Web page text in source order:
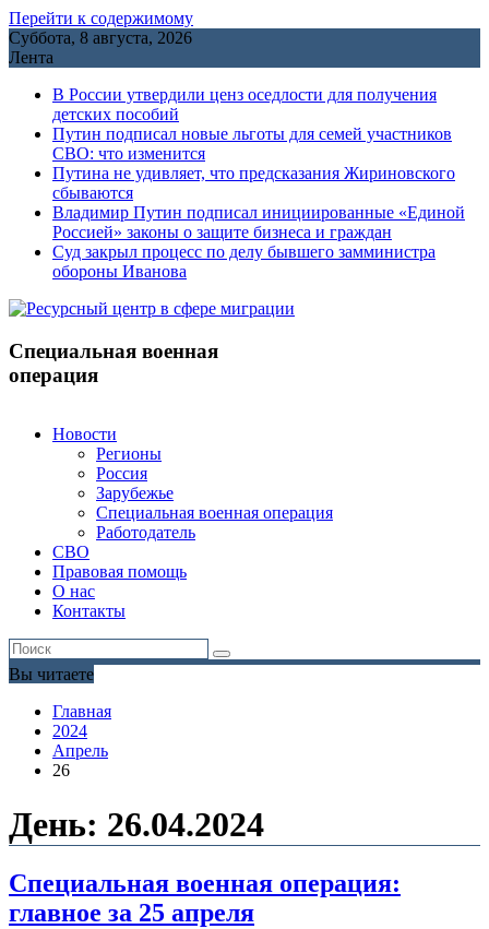
Перейти к содержимому
Суббота, 8 августа, 2026
Лента
В России утвердили ценз оседлости для получения
детских пособий
Путин подписал новые льготы для семей участников
СВО: что изменится
Путина не удивляет, что предсказания Жириновского
сбываются
Владимир Путин подписал инициированные «Единой
Россией» законы о защите бизнеса и граждан
Cуд закрыл процесс по делу бывшего замминистра
обороны Иванова
Специальная военная
операция
Новости
Регионы
Россия
Зарубежье
Специальная военная операция
Работодатель
СВО
Правовая помощь
О нас
Контакты
Вы читаете
Главная
2024
Апрель
26
День: 26.04.2024
Специальная военная операция:
главное за 25 апреля